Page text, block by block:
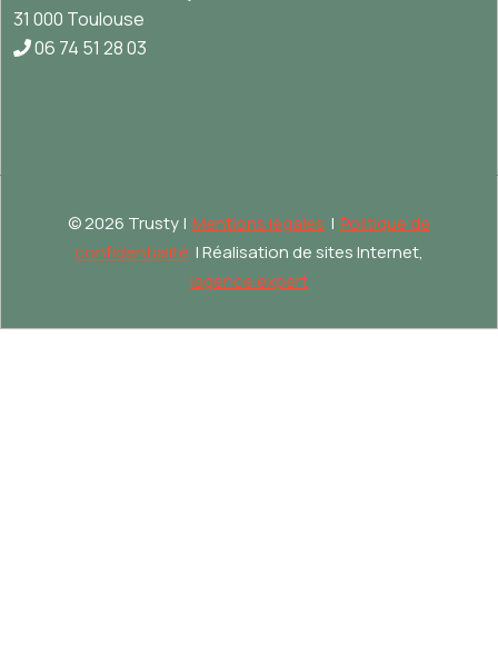
31 000 Toulouse
06 74 51 28 03
©2026 Trusty | Mentions légales | Politique de
confidentialité | Réalisation de sites Internet,
lagence.expert